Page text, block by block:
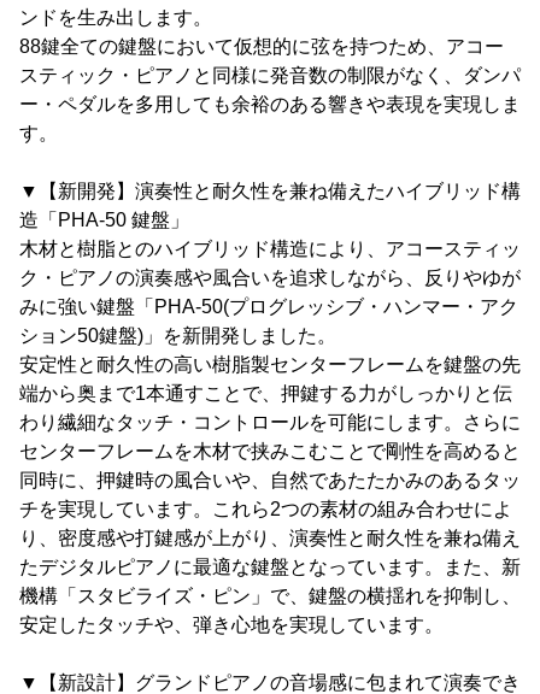
ンドを生み出します。
88鍵全ての鍵盤において仮想的に弦を持つため、アコー
スティック・ピアノと同様に発音数の制限がなく、ダンパ
ー・ペダルを多用しても余裕のある響きや表現を実現しま
す。
▼【新開発】演奏性と耐久性を兼ね備えたハイブリッド構
造「PHA-50 鍵盤」
木材と樹脂とのハイブリッド構造により、アコースティッ
ク・ピアノの演奏感や風合いを追求しながら、反りやゆが
みに強い鍵盤「PHA-50(プログレッシブ・ハンマー・アク
ション50鍵盤)」を新開発しました。
安定性と耐久性の高い樹脂製センターフレームを鍵盤の先
端から奥まで1本通すことで、押鍵する力がしっかりと伝
わり繊細なタッチ・コントロールを可能にします。さらに
センターフレームを木材で挟みこむことで剛性を高めると
同時に、押鍵時の風合いや、自然であたたかみのあるタッ
チを実現しています。これら2つの素材の組み合わせによ
り、密度感や打鍵感が上がり、演奏性と耐久性を兼ね備え
たデジタルピアノに最適な鍵盤となっています。また、新
機構「スタビライズ・ピン」で、鍵盤の横揺れを抑制し、
安定したタッチや、弾き心地を実現しています。
▼【新設計】グランドピアノの音場感に包まれて演奏でき